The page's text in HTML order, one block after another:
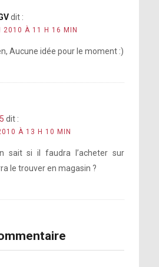
dit :
2010 À 11 H 16 MIN
Aucune idée pour le moment :)
dit :
À 13 H 10 MIN
sait si il faudra l’acheter sur
le trouver en magasin ?